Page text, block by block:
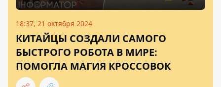
18:37, 21 октября 2024
КИТАЙЦЫ СОЗДАЛИ САМОГО
БЫСТРОГО РОБОТА В МИРЕ:
ПОМОГЛА МАГИЯ КРОССОВОК